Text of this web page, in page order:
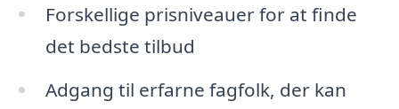
Forskellige prisniveauer for at finde
det bedste tilbud
Adgang til erfarne fagfolk, der kan